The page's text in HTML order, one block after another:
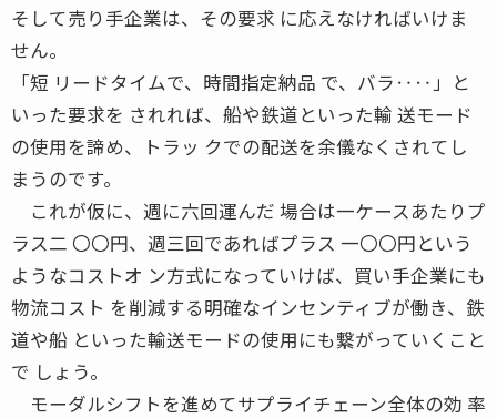
そして売り手企業は、その要求 に応えなければいけま
せん。
「短 リードタイムで、時間指定納品 で、バラ‥‥」と
いった要求を されれば、船や鉄道といった輸 送モード
の使用を諦め、トラッ クでの配送を余儀なくされてし
まうのです。
これが仮に、週に六回運んだ 場合は一ケースあたりプ
ラス二 〇〇円、週三回であればプラス 一〇〇円という
ようなコストオ ン方式になっていけば、買い手企業にも
物流コスト を削減する明確なインセンティブが働き、鉄
道や船 といった輸送モードの使用にも繋がっていくこと
で しょう。
モーダルシフトを進めてサプライチェーン全体の効 率